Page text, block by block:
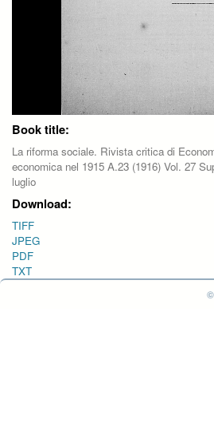
Book title:
La riforma sociale. Rivista critica di
economica nel 1915 A.23 (1916) Vol. 27
luglio
Download:
TIFF
JPEG
PDF
TXT